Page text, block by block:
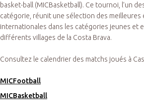
basket-ball (MICBasketball). Ce tournoi, l’un
catégorie, réunit une sélection des meilleures
internationales dans les catégories jeunes et
différents villages de la Costa Brava.
Consultez le calendrier des matchs joués à
MICFootball
MICBasketball